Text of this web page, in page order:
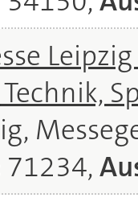
Technik,
71234,